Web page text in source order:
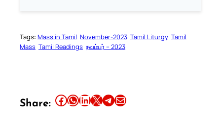
Tags: Mass in Tamil November-2023 Tamil Liturgy Tamil
Mass Tamil Readings நவம்பர் – 2023
Share: Share this article on Facebook Share this article on WhatsApp Share this article on LinkedIn Share this article on X Share this article on TelegramEmail this Article